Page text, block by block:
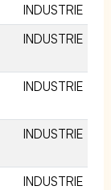
INDUSTRIE
INDUSTRIE
INDUSTRIE
INDUSTRIE
INDUSTRIE